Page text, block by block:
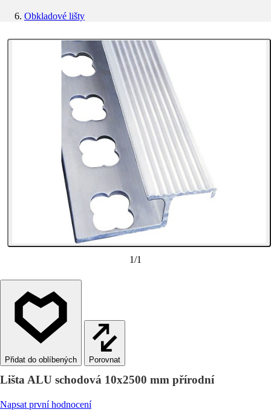
Obkladové lišty
1/1
Porovnat
Lišta ALU schodová 10x2500 mm přírodní
Napsat první hodnocení